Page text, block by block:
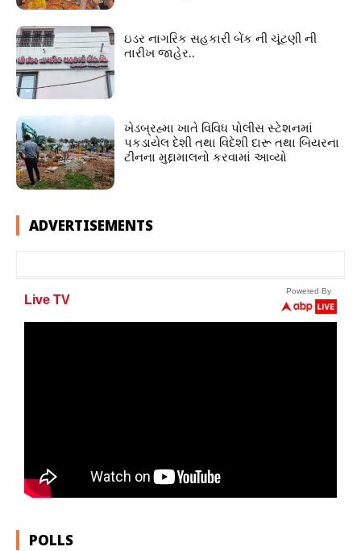
ઇડર નાગરિક સહકારી બેંક ની ચૂંટણી ની
તારીખ જાહેર..
ખેડબ્રહ્મા ખાતે વિવિધ પોલીસ સ્ટેશનમાં
પકડાયેલ દેશી તથા વિદેશી દારૂ તથા બિયરના
ટીનના મુદ્દામાલનો કરવામાં આવ્યો
ADVERTISEMENTS
POLLS